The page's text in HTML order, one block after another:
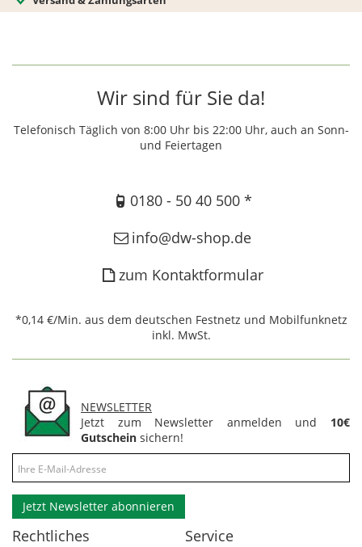
Wir sind für Sie da!
Telefonisch Täglich von 8:00 Uhr bis 22:00 Uhr, auch an Sonn-
und Feiertagen
0180 - 50 40 500 *
info@dw-shop.de
zum Kontaktformular
*0,14 €/Min. aus dem deutschen Festnetz und Mobilfunknetz
inkl. MwSt.
NEWSLETTER
Jetzt zum Newsletter anmelden und 10€
Gutschein sichern!
Jetzt Newsletter abonnieren
Rechtliches Service